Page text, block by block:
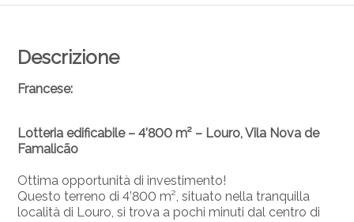
Descrizione
Francese:
Lotteria edificabile – 4’800 m² – Louro, Vila Nova de
Famalicão
Ottima opportunità di investimento!
Questo terreno di 4’800 m², situato nella tranquilla
località di Louro, si trova a pochi minuti dal centro di